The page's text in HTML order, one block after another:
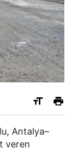
Antalya–
veren